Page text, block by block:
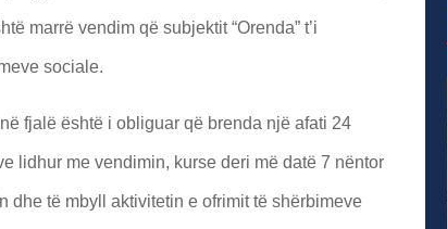
marrë vendim që subjektit “Orenda” t’i
sociale.
fjalë është i obliguar që brenda një afati 24
lidhur me vendimin, kurse deri më datë 7 nëntor
dhe të mbyll aktivitetin e ofrimit të shërbimeve